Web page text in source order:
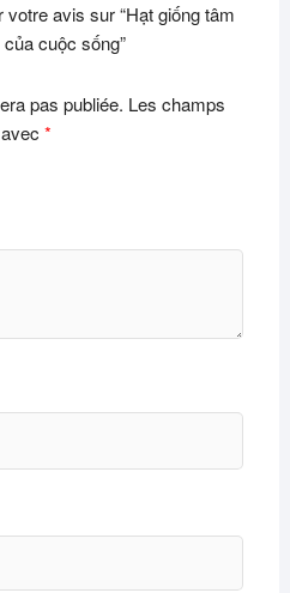
avis sur “Hạt giống tâm
cuộc sống”
pas publiée. Les champs
*